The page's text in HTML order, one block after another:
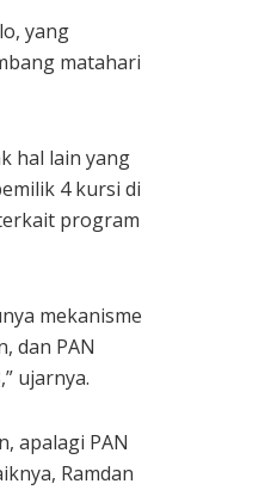
yang
matahari
hal lain yang
4 kursi di
program
mekanisme
dan PAN
ujarnya.
apalagi PAN
Ramdan